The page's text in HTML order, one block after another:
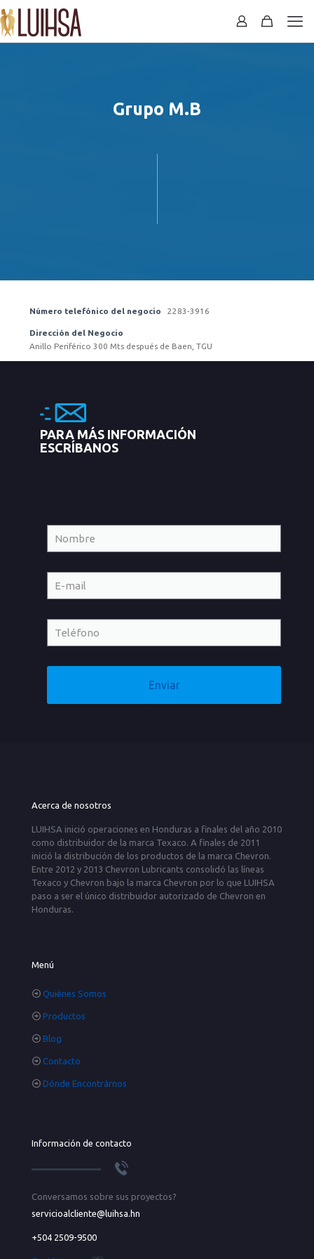
Grupo M.B
Número telefónico del negocio 2283-3916
Dirección del Negocio
Anillo Periférico 300 Mts después de Baen, TGU
PARA MÁS INFORMACIÓN
ESCRÍBANOS
Acerca de nosotros
LUIHSA inició operaciones en Honduras a finales del año 2010
como distribuidor de la marca Texaco. A finales de 2011
inició la distribución de los productos de la marca Chevron.
Entre 2012 y 2013 Chevron Lubricants consolidó las líneas
Texaco y Chevron bajo la marca Chevron por lo que LUIHSA
paso a ser el único distribuidor autorizado de Chevron en
Honduras.
Menú
Quiénes Somos
Productos
Blog
Contacto
Dónde Encontrárnos
Información de contacto
Conversamos sobre sus proyectos?
servicioalcliente@luihsa.hn
+504 2509-9500